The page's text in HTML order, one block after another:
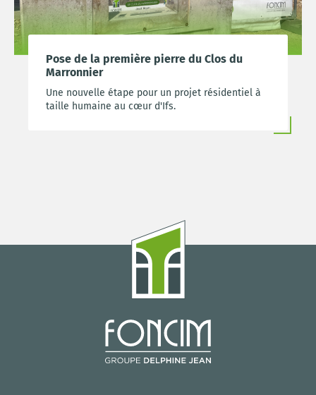
Pose de la première pierre du Clos du
Marronnier
Une nouvelle étape pour un projet résidentiel à
taille humaine au cœur d'Ifs.